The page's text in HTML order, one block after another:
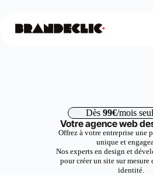
Dès 99€/mois
Votre agence web
Offrez à votre entreprise une
unique et
Nos experts en design et
pour créer un site sur
identité.